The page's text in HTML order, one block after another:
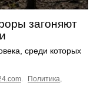
загоняют
среди которых
Политика